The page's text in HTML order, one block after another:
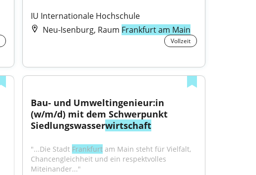
IU Internationale Hochschule
Neu-Isenburg, Raum Frankfurt am Main
Vollzeit
Bau- und Umweltingenieur:in
(w/m/d) mit dem Schwerpunkt
Siedlungswasserwirtschaft
"...Die Stadt Frankfurt am Main steht für Vielfalt,
Chancengleichheit und ein respektvolles
Miteinander..."